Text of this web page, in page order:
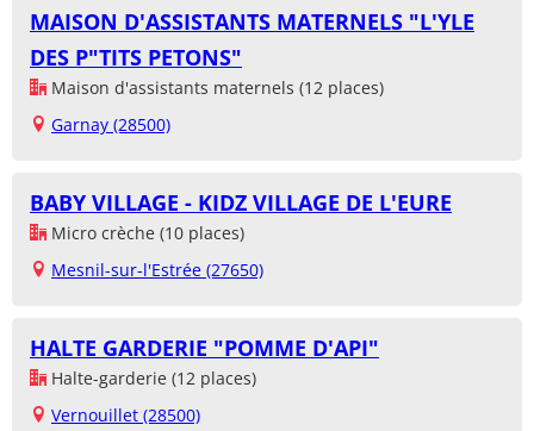
MAISON D'ASSISTANTS MATERNELS "L'YLE
DES P"TITS PETONS"
Maison d'assistants maternels (12 places)
Garnay (28500)
BABY VILLAGE - KIDZ VILLAGE DE L'EURE
Micro crèche (10 places)
Mesnil-sur-l'Estrée (27650)
HALTE GARDERIE "POMME D'API"
Halte-garderie (12 places)
Vernouillet (28500)